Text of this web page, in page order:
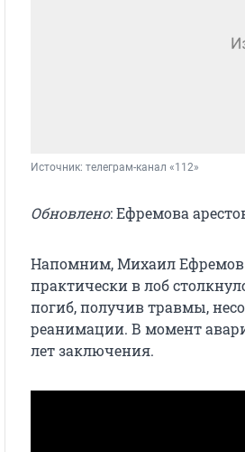
Источник: телеграм-канал «112»
Обновлено: Ефремова
Напомним, Михаил Ефремов
практически в лоб
погиб, получив травмы,
реанимации. В момент
лет заключения.